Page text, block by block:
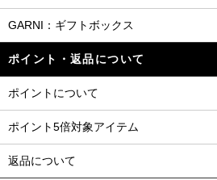
GARNI：ギフトボックス
ポイント・返品について
ポイントについて
ポイント5倍対象アイテム
返品について